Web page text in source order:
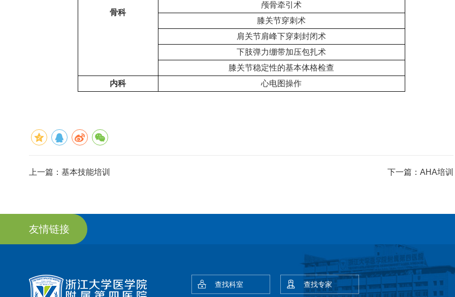
骨科
颅骨牵引术
膝关节穿刺术
肩关节肩峰下穿刺封闭术
下肢弹力绷带加压包扎术
膝关节稳定性的基本体格检查
内科
心电图操作
上一篇： 基本技能培训 下一篇：AHA培训
友情链接
查找科室 查找专家